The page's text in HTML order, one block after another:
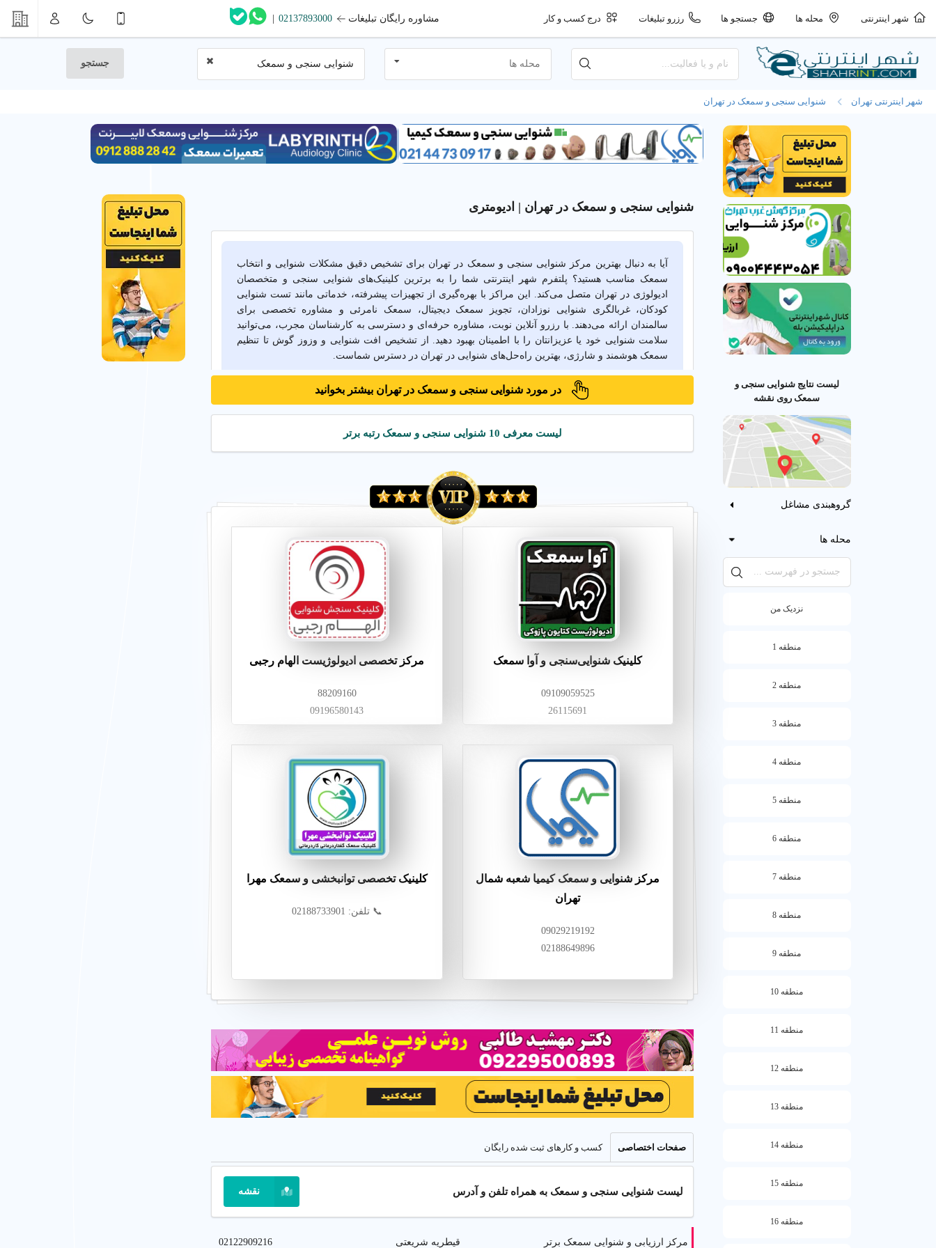
شهر اینترنتی محله ها جستجو ها رزرو تبلیغات درج کسب و کار مشاوره رایگان تبلیغات 02137893000
|
محله ها شنوایی سنجی و سمعک جستجو
شهر اینترنتی تهران شنوایی سنجی و سمعک در تهران
لیست نتایج شنوایی سنجی و
سمعک روی نقشه
گروهبندی مشاغل
محله ها
نزدیک من
منطقه 1
منطقه 2
منطقه 3
منطقه 4
منطقه 5
منطقه 6
منطقه 7
منطقه 8
منطقه 9
منطقه 10
منطقه 11
منطقه 12
منطقه 13
منطقه 14
منطقه 15
منطقه 16
شنوایی سنجی و سمعک در تهران | ادیومتری
آیا به دنبال بهترین مرکز شنوایی سنجی و سمعک در تهران برای تشخیص دقیق مشکلات شنوایی و انتخاب
سمعک مناسب هستید؟ پلتفرم شهر اینترنتی شما را به برترین کلینیک‌های شنوایی سنجی و متخصصان
ادیولوژی در تهران متصل می‌کند. این مراکز با بهره‌گیری از تجهیزات پیشرفته، خدماتی مانند تست شنوایی
کودکان، غربالگری شنوایی نوزادان، تجویز سمعک دیجیتال، سمعک نامرئی و مشاوره تخصصی برای
سالمندان ارائه می‌دهند. با رزرو آنلاین نوبت، مشاوره حرفه‌ای و دسترسی به کارشناسان مجرب، می‌توانید
سلامت شنوایی خود یا عزیزانتان را با اطمینان بهبود دهید. از تشخیص افت شنوایی و وزوز گوش تا تنظیم
سمعک هوشمند و شارژی، بهترین راه‌حل‌های شنوایی در تهران در دسترس شماست.
خدمات تخصصی شنوایی سنجی و سمعک در تهران
سمعک دیجیتال در تهران شنوایی سنجی کودکان در تهران
ارزیابی دقیق شنوایی با تست‌های ادیومتری پیشرفته و تست شنوایی آنلاین توسط متخصصان مجرب در
☰راهنمای جامع خدمات شنوایی سنجی و سمعک در تهران
شنوایی سنجی چیست و چه کاربردی دارد؟
شنوایی سنجی شاخه‌ای از علوم پزشکی است که به تشخیص، درمان و پیشگیری از مشکلات شنوایی مانند افت
شنوایی، وزوز گوش و پیرگوشی می‌پردازد. در تهران، متخصصان شنوایی سنجی خدمات متنوعی از تست شنوایی
آنلاین تا تجویز سمعک هوشمند ارائه می‌دهند.
شنوایی سنجی برای تشخیص مشکلات گوش، مشاوره انتخاب سمعک و بهبود کیفیت زندگی افراد با روش‌های غیر
در مورد شنوایی سنجی و سمعک در تهران بیشتر بخوانید
لیست معرفی 10 شنوایی سنجی و سمعک رتبه برتر
کلینیک شنوایی‌سنجی و آوا سمعک
09109059525
26115691
مرکز تخصصی ادیولوژیست الهام رجبی
88209160
09196580143
مرکز شنوایی و سمعک کیمیا شعبه شمال
تهران
09029219192
02188649896
کلینیک تخصصی توانبخشی و سمعک مهرا
📞 تلفن: 02188733901
صفحات اختصاصی کسب و کارهای ثبت شده رایگان
لیست شنوایی سنجی و سمعک به همراه تلفن و آدرس نقشه
مرکز ارزیابی و شنوایی سمعک برتر قیطریه شریعتی 02122909216